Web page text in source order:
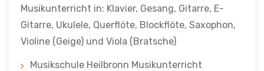
Musikunterricht in: Klavier, Gesang, Gitarre, E-
Gitarre, Ukulele, Querflöte, Blockflöte, Saxophon,
Violine (Geige) und Viola (Bratsche)
Musikschule Heilbronn Musikunterricht